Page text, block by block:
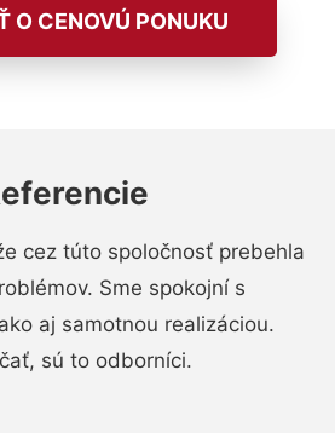
O CENOVÚ PONUKU
cez túto spoločnosť prebehla
Sme spokojní s
aj samotnou realizáciou.
sú to odborníci.